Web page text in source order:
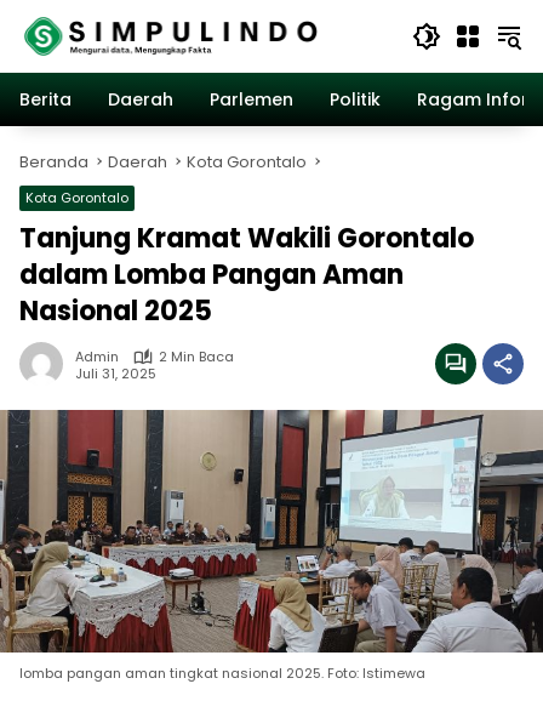
Langsung
konten
Berita
Daerah Parlemen Politik Ragam
Beranda Daerah Kota Gorontalo
Kota Gorontalo
Tanjung Kramat Wakili Gorontalo
dalam Lomba Pangan Aman
Nasional 2025
Admin
2 Min Baca
Juli 31, 2025
lomba pangan aman tingkat nasional 2025. Foto: Istimewa